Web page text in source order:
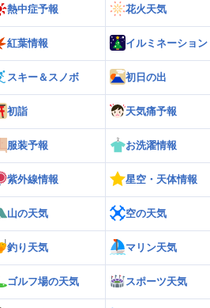
休みに日本列
きなばらつき
で猛烈な雨風／動き遅く影響長
れ（7日13時更新）
熱中症予報 花火天気
紅葉情報 イルミネーション
スキー＆スノボ 初日の出
初詣 天気痛予報
服装予報 お洗濯情報
紫外線情報 星空・天体情報
山の天気 空の天気
釣り天気 マリン天気
ゴルフ場の天気 スポーツ天気